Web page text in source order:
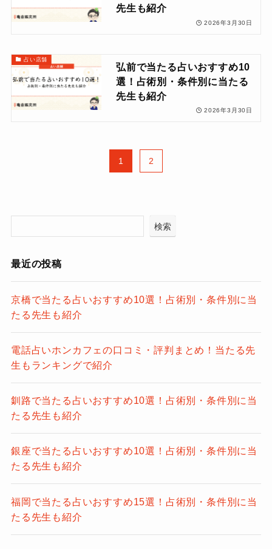
先生も紹介
2026年3月30日
占い店舗
弘前で当たる占いおすすめ10
選！占術別・条件別に当たる
先生も紹介
2026年3月30日
1 2
検索
最近の投稿
京橋で当たる占いおすすめ10選！占術別・条件別に当
たる先生も紹介
電話占いホンカフェの口コミ・評判まとめ！当たる先
生もランキングで紹介
釧路で当たる占いおすすめ10選！占術別・条件別に当
たる先生も紹介
銀座で当たる占いおすすめ10選！占術別・条件別に当
たる先生も紹介
福岡で当たる占いおすすめ15選！占術別・条件別に当
たる先生も紹介